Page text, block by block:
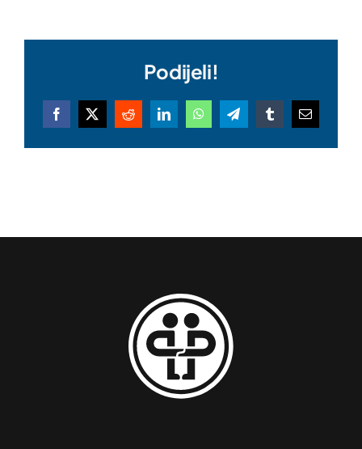
Podijeli!
Facebook
X RedditLinkedInWhatsAppTelegramTumblrEmail